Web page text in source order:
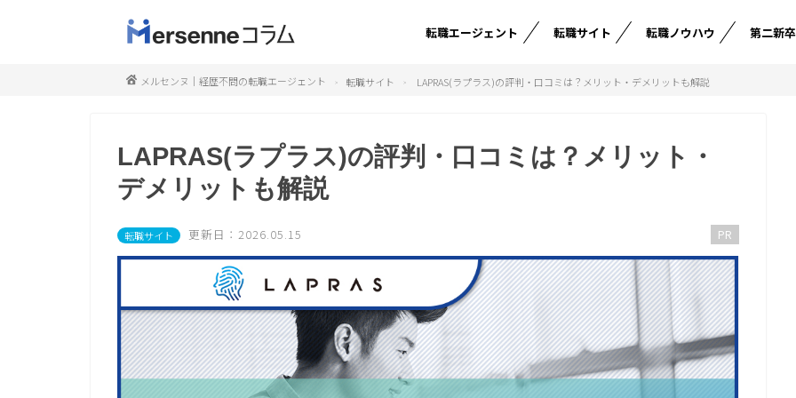
転職エージェント 転職サイト 転職ノウハウ 第二新卒
メルセンヌ｜経歴不問の転職エージェント 転職サイト LAPRAS(ラプラス)の評判・口コミは？メリット・デメリットも解説
LAPRAS(ラプラス)の評判・口コミは？メリット・
デメリットも解説
転職サイト 更新日：2026.05.15 PR